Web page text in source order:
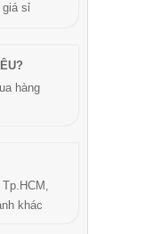
giá sỉ
hàng
khác